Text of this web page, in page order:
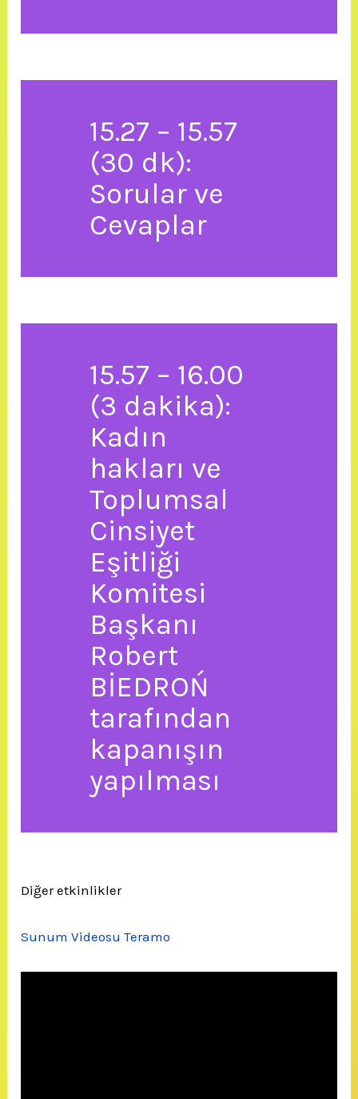
15.27 – 15.57
(30 dk):
Sorular ve
Cevaplar
15.57 – 16.00
(3 dakika):
Kadın
hakları ve
Toplumsal
Cinsiyet
Eşitliği
Komitesi
Başkanı
Robert
BİEDROŃ
tarafından
kapanışın
yapılması
Diğer etkinlikler
Sunum Videosu Teramo